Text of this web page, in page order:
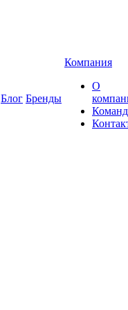
Блог Бренды
Компания
О